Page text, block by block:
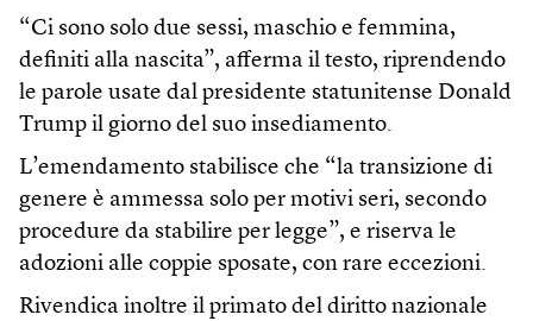
“Ci sono solo due sessi, maschio e femmina,
definiti alla nascita”, afferma il testo, riprendendo
le parole usate dal presidente statunitense Donald
Trump il giorno del suo insediamento.
L’emendamento stabilisce che “la transizione di
genere è ammessa solo per motivi seri, secondo
procedure da stabilire per legge”, e riserva le
adozioni alle coppie sposate, con rare eccezioni.
Rivendica inoltre il primato del diritto nazionale